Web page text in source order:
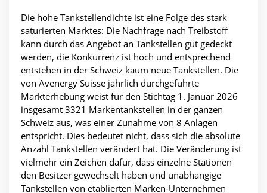
Die hohe Tankstellendichte ist eine Folge des stark
saturierten Marktes: Die Nachfrage nach Treibstoff
kann durch das Angebot an Tankstellen gut gedeckt
werden, die Konkurrenz ist hoch und entsprechend
entstehen in der Schweiz kaum neue Tankstellen. Die
von Avenergy Suisse jährlich durchgeführte
Markterhebung weist für den Stichtag 1. Januar 2026
insgesamt 3321 Markentankstellen in der ganzen
Schweiz aus, was einer Zunahme von 8 Anlagen
entspricht. Dies bedeutet nicht, dass sich die absolute
Anzahl Tankstellen verändert hat. Die Veränderung ist
vielmehr ein Zeichen dafür, dass einzelne Stationen
den Besitzer gewechselt haben und unabhängige
Tankstellen von etablierten Marken-Unternehmen